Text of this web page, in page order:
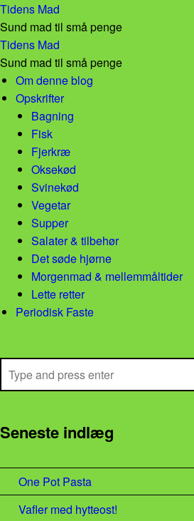
Tidens Mad
Sund mad til små penge
Julekugler! – Tidens Mad
Tidens Mad
Sund mad til små penge
Skip to content
Om denne blog
Opskrifter
Bagning
Fisk
Fjerkræ
Oksekød
Svinekød
Vegetar
Supper
Salater & tilbehør
Det søde hjørne
Morgenmad & mellemmåltider
Lette retter
Periodisk Faste
Search
Seneste indlæg
One Pot Pasta
Vafler med hytteost!